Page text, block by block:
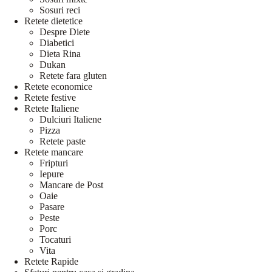
Sosuri reci
Retete dietetice
Despre Diete
Diabetici
Dieta Rina
Dukan
Retete fara gluten
Retete economice
Retete festive
Retete Italiene
Dulciuri Italiene
Pizza
Retete paste
Retete mancare
Fripturi
Iepure
Mancare de Post
Oaie
Pasare
Peste
Porc
Tocaturi
Vita
Retete Rapide